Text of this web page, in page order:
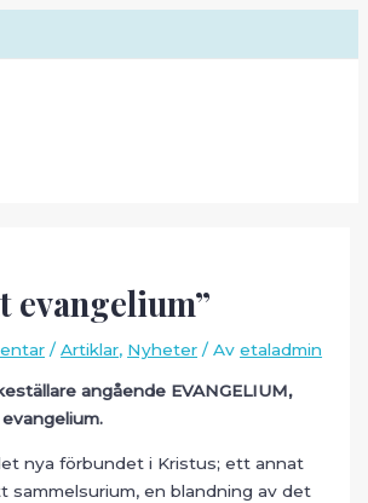
evangelium”
/Artiklar, Nyheter / Av etaladmin
angående EVANGELIUM,
nya förbundet i Kristus; ett annat
sammelsurium, en blandning av det